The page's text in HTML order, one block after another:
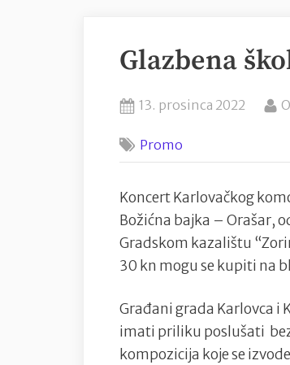
Glazbena
Posted
13. prosinca 2022
Promo
Koncert Karlovačkog
Božićna bajka – Orašar,
Gradskom kazalištu
30 kn mogu se kupiti na
Građani grada Karlovca i
imati priliku poslušati
kompozicija koje se